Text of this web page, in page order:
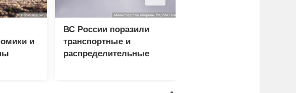
и
ВС России поразили
транспортные и
распределительные